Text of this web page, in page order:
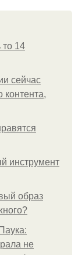
14
сейчас
контента,
инструмент
образ
не